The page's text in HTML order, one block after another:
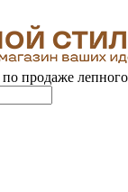
продаже лепного